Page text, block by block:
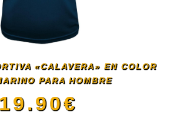
opciones
se
pueden
«CALAVERA» EN COLOR
PARA HOMBRE
19.90€